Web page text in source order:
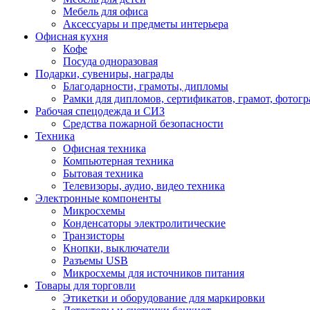
Мебель для офиса
Аксессуары и предметы интерьера
Офисная кухня
Кофе
Посуда одноразовая
Подарки, сувениры, награды
Благодарности, грамоты, дипломы
Рамки для дипломов, сертификатов, грамот,
Рабочая спецодежда и СИЗ
Средства пожарной безопасности
Техника
Офисная техника
Компьютерная техника
Бытовая техника
Телевизоры, аудио, видео техника
Электронные компоненты
Микросхемы
Конденсаторы электролитические
Транзисторы
Кнопки, выключатели
Разъемы USB
Микросхемы для источников питания
Товары для торговли
Этикетки и оборудование для маркировки